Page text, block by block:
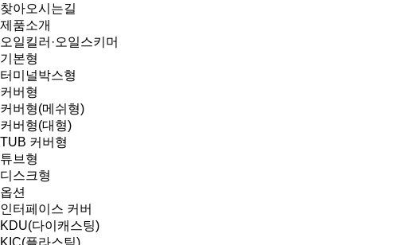
찾아오시는길
제품소개
오일킬러·오일스키머
기본형
터미널박스형
커버형
커버형(메쉬형)
커버형(대형)
TUB 커버형
튜브형
디스크형
옵션
인터페이스 커버
KDU(다이캐스팅)
KIC(플라스틱)